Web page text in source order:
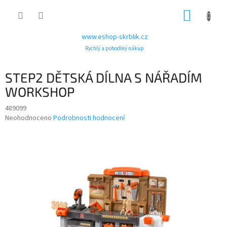
www.eshop-skrblik.cz
Rychlý a pohodlný nákup
STEP2 DĚTSKÁ DÍLNA S NÁŘADÍM
WORKSHOP
489099
Průměrné
Neohodnoceno Podrobnosti hodnocení